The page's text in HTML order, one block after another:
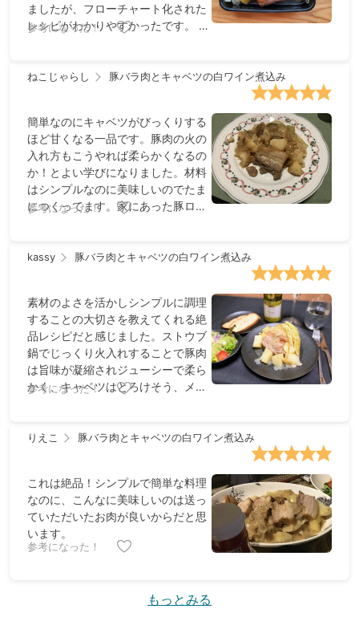
ましたが、フローチャート化された
レシピがわかりやすかったです。 ロ
参考になった！
ねこじゃらし 豚バラ肉とキャベツの白ワイン煮込み
簡単なのにキャベツがびっくりする
ほど甘くなる一品です。豚肉の火の
入れ方もこうやれば柔らかくなるの
か！とよい学びになりました。材料
はシンプルなのに美味しいのでたま
につくってます。家にあった豚ロー
参考になった！
kassy 豚バラ肉とキャベツの白ワイン煮込み
素材のよさを活かしシンプルに調理
することの大切さを教えてくれる絶
品レシピだと感じました。ストウブ
鍋でじっくり火入れすることで豚肉
は旨味が凝縮されジューシーで柔ら
かく、キャベツはとろけそう、メー
ットにつけて残さずいただきまし
です。また山本シェフによりますと
このお料理はフランスのアルザス地
方ぽいイメージのとのことで、アル
ザスのリースリングのワインと合わ
せたところ相性抜群でした。ごちそ
参考になった！
りえこ 豚バラ肉とキャベツの白ワイン煮込み
これは絶品！シンプルで簡単な料理
なのに、こんなに美味しいのは送っ
ていただいたお肉が良いからだと思
います。
参考になった！
もっとみる